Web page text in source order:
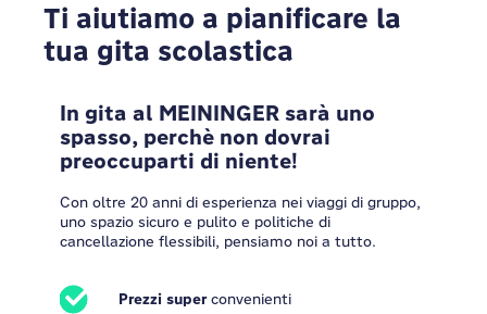
Ti aiutiamo a pianificare la
tua gita scolastica
In gita al MEININGER sarà uno
spasso, perchè non dovrai
preoccuparti di niente!
Con oltre 20 anni di esperienza nei viaggi di gruppo,
uno spazio sicuro e pulito e politiche di
cancellazione flessibili, pensiamo noi a tutto.
Prezzi superconvenienti